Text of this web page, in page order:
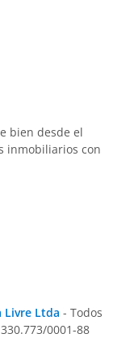
bien desde el
inmobiliarios con
Livre Ltda - Todos
0001-88